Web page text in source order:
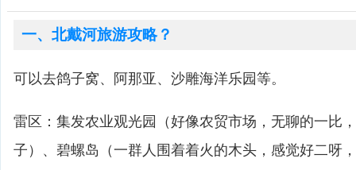
一、北戴河旅游攻略？
可以去鸽子窝、阿那亚、沙雕海洋乐园等。
雷区：集发农业观光园（好像农贸市场，无聊的一比
子）、碧螺岛（一群人围着着火的木头，感觉好二呀